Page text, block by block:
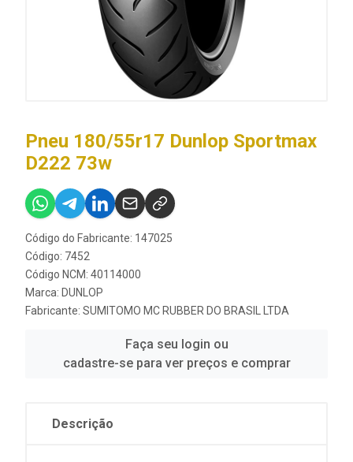
Pneu 180/55r17 Dunlop Sportmax
D222 73w
Código do Fabricante: 147025
Código: 7452
Código NCM: 40114000
Marca: DUNLOP
Fabricante: SUMITOMO MC RUBBER DO BRASIL LTDA
Faça seu login ou
cadastre-se para ver preços e comprar
Descrição